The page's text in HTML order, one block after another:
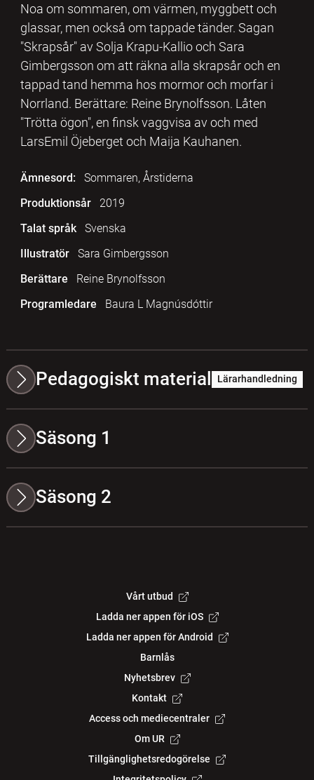
Noa om sommaren, om värmen, myggbett och
glassar, men också om tappade tänder. Sagan
"Skrapsår" av Solja Krapu-Kallio och Sara
Gimbergsson om att räkna alla skrapsår och en
tappad tand hemma hos mormor och morfar i
Norrland. Berättare: Reine Brynolfsson. Låten
"Trötta ögon", en finsk vaggvisa av och med
LarsEmil Öjeberget och Maija Kauhanen.
Ämnesord:
Sommaren, Årstiderna
Produktionsår
2019
Talat språk
Svenska
Illustratör
Sara Gimbergsson
Berättare
Reine Brynolfsson
Programledare
Baura L Magnúsdóttir
Pedagogiskt material Lärarhandledning
Säsong 1
Säsong 2
Vårt utbud
Ladda ner appen för iOS
Ladda ner appen för Android
Barnlås
Nyhetsbrev
Kontakt
Access och mediecentraler
Om UR
Tillgänglighetsredogörelse